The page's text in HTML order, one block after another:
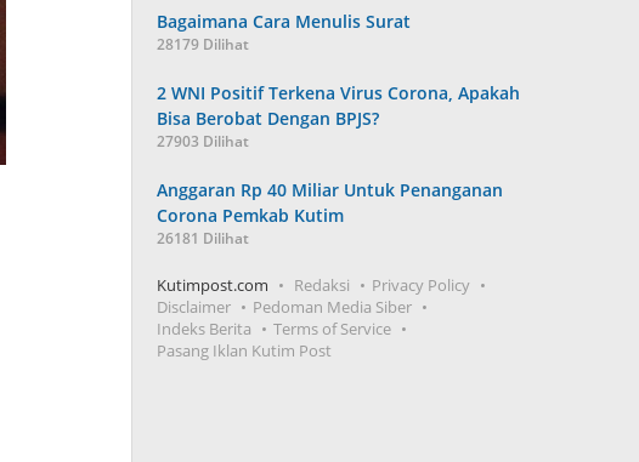
Bagaimana Cara Menulis Surat
28179 Dilihat
2 WNI Positif Terkena Virus Corona, Apakah
Bisa Berobat Dengan BPJS?
27903 Dilihat
Anggaran Rp 40 Miliar Untuk Penanganan
Corona Pemkab Kutim
26181 Dilihat
Kutimpost.com Redaksi
Privacy Policy
Disclaimer
Pedoman Media Siber
Indeks Berita
Terms of Service
Pasang Iklan Kutim Post